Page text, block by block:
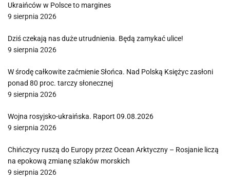
Ukraińców w Polsce to margines
9 sierpnia 2026
Dziś czekają nas duże utrudnienia. Będą zamykać ulice!
9 sierpnia 2026
W środę całkowite zaćmienie Słońca. Nad Polską Księżyc zasłoni
ponad 80 proc. tarczy słonecznej
9 sierpnia 2026
Wojna rosyjsko-ukraińska. Raport 09.08.2026
9 sierpnia 2026
Chińczycy ruszą do Europy przez Ocean Arktyczny – Rosjanie liczą
na epokową zmianę szlaków morskich
9 sierpnia 2026